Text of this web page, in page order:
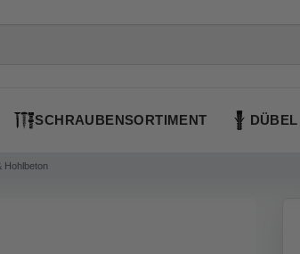
SCHRAUBENSORTIMENT DÜBEL
Hohlbeton